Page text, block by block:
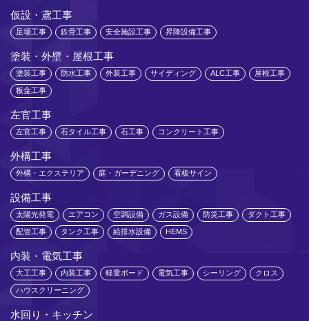
仮設・鳶工事
足場工事 鉄骨工事 安全施設工事 昇降設備工事
塗装・外壁・屋根工事
塗装工事 防水工事 外装工事 サイディング ALC工事 屋根工事
板金工事
左官工事
左官工事 石タイル工事 石工事 コンクリート工事
外構工事
外構・エクステリア 庭・ガーデニング 看板サイン
設備工事
太陽光発電 エアコン 空調設備 ガス設備 防災工事 ダクト工事
配管工事 タンク工事 給排水設備 HEMS
内装・電気工事
大工工事 内装工事 軽量ボード 電気工事 シーリング クロス
ハウスクリーニング
水回り・キッチン